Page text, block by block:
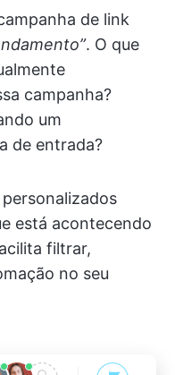
de link
. O que
campanha?
um
de entrada?
está acontecendo
filtrar,
no seu